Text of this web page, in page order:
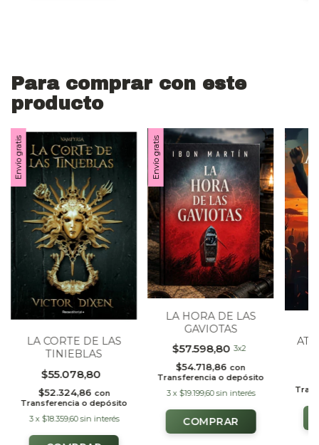
Para comprar con este
producto
Envío gratis
LA CORTE DE LAS
TINIEBLAS
$55.078,80
$52.324,86 con
Transferencia o depósito
3 x $18.359,60 sin interés
Envío gratis
LA HORA DE LAS
GAVIOTAS
$57.598,803x2
$54.718,86con
Transferencia o depósito
3 x $19.199,60 sin interés